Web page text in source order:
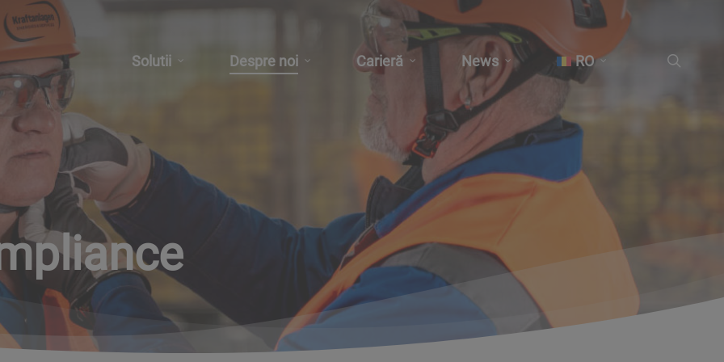
Solutii Despre noi Carieră News RO